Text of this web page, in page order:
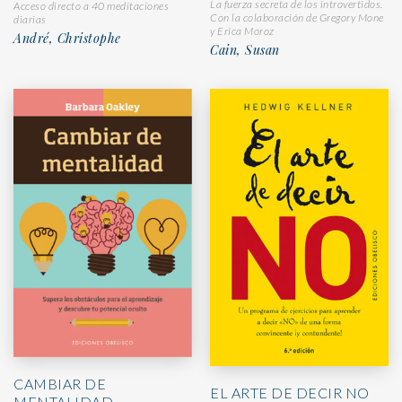
Acceso directo a 40 meditaciones
diarias
André, Christophe
La fuerza secreta de los introvertidos.
Con la colaboración de Gregory Mone
y Erica Moroz
Cain, Susan
CAMBIAR DE
EL ARTE DE DECIR NO